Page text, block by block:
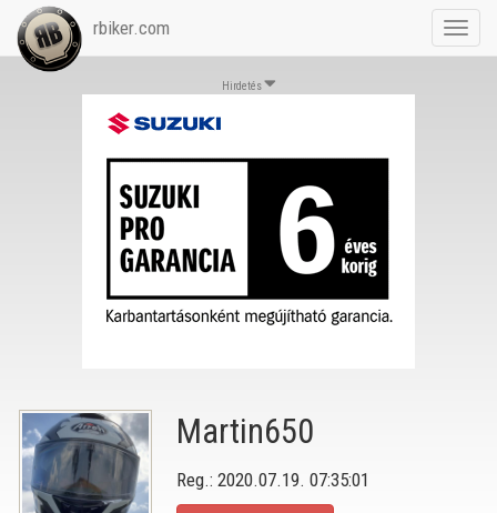
rbiker.com
Hirdetés
Martin650
Reg.: 2020.07.19. 07:35:01